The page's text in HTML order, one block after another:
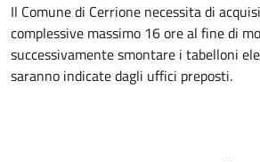
Il Comune di Cerrione necessita di
complessive massimo 16 ore al fine di
successivamente smontare i tabelloni
saranno indicate dagli uffici preposti.